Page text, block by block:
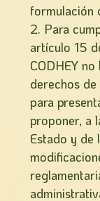
formulación
2. Para
artículo 15
CODHEY
derechos
para
proponer, a
Estado y de